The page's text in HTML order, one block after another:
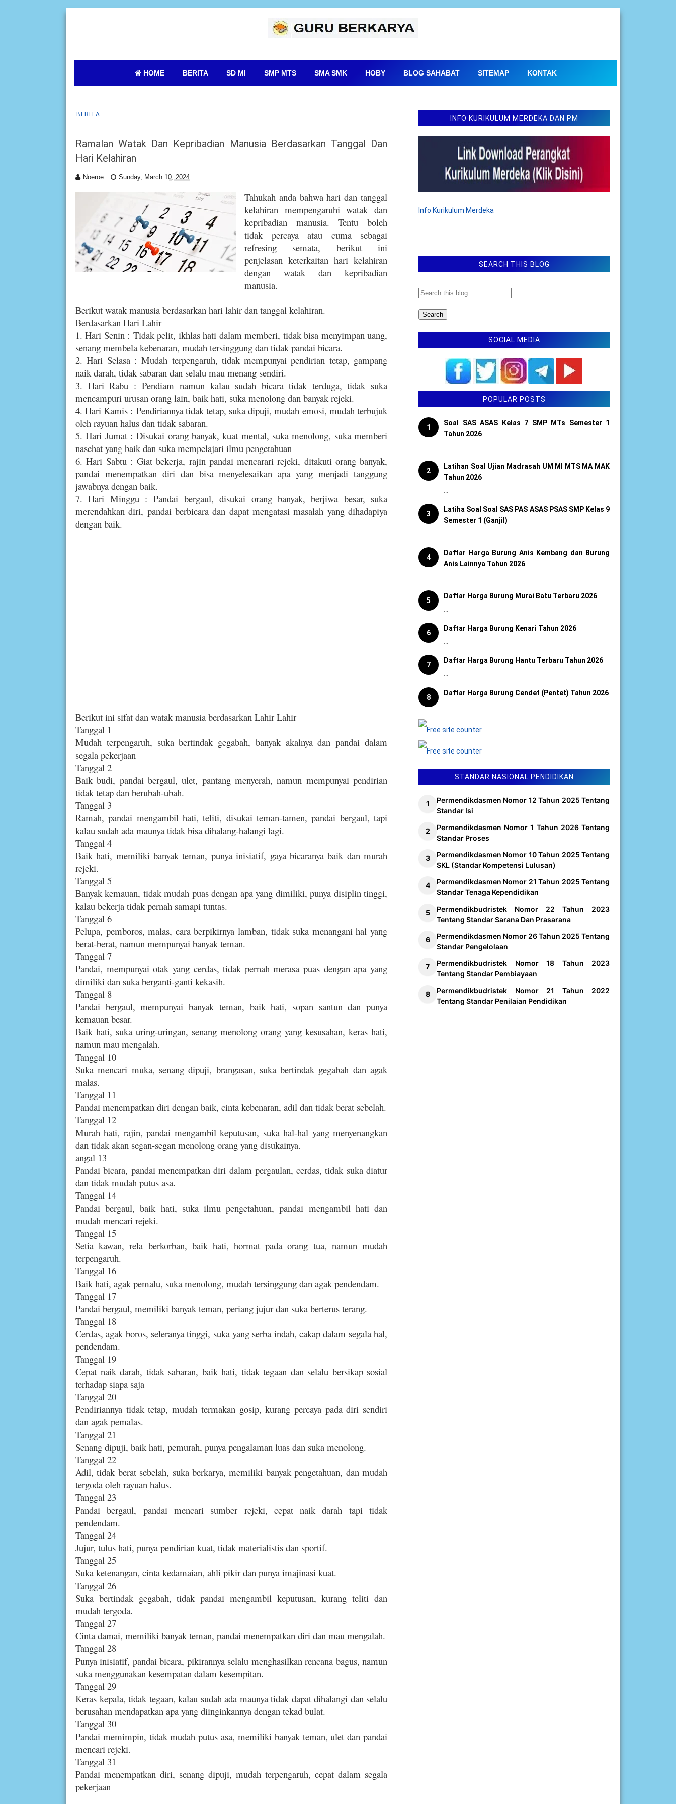
HOME BERITA SD MI SMP MTS SMA SMK HOBY BLOG SAHABAT SITEMAP KONTAK
BERITA
Ramalan Watak Dan Kepribadian Manusia Berdasarkan Tanggal Dan
Hari Kelahiran
Noeroe Sunday, March 10, 2024
Tahukah anda bahwa hari dan tanggal
kelahiran mempengaruhi watak dan
kepribadian manusia. Tentu boleh
tidak percaya atau cuma sebagai
refresing semata, berikut ini
penjelasan keterkaitan hari kelahiran
dengan watak dan kepribadian
manusia.
Berikut watak manusia berdasarkan hari lahir dan tanggal kelahiran.
Berdasarkan Hari Lahir
1. Hari Senin : Tidak pelit, ikhlas hati dalam memberi, tidak bisa menyimpan uang,
senang membela kebenaran, mudah tersinggung dan tidak pandai bicara.
2. Hari Selasa : Mudah terpengaruh, tidak mempunyai pendirian tetap, gampang
naik darah, tidak sabaran dan selalu mau menang sendiri.
3. Hari Rabu : Pendiam namun kalau sudah bicara tidak terduga, tidak suka
mencampuri urusan orang lain, baik hati, suka menolong dan banyak rejeki.
4. Hari Kamis : Pendiriannya tidak tetap, suka dipuji, mudah emosi, mudah terbujuk
oleh rayuan halus dan tidak sabaran.
5. Hari Jumat : Disukai orang banyak, kuat mental, suka menolong, suka memberi
nasehat yang baik dan suka mempelajari ilmu pengetahuan
6. Hari Sabtu : Giat bekerja, rajin pandai mencarari rejeki, ditakuti orang banyak,
pandai menempatkan diri dan bisa menyelesaikan apa yang menjadi tanggung
jawabnya dengan baik.
7. Hari Minggu : Pandai bergaul, disukai orang banyak, berjiwa besar, suka
merendahkan diri, pandai berbicara dan dapat mengatasi masalah yang dihadapiya
dengan baik.
Berikut ini sifat dan watak manusia berdasarkan Lahir Lahir
Tanggal 1
Mudah terpengaruh, suka bertindak gegabah, banyak akalnya dan pandai dalam
segala pekerjaan
Tanggal 2
Baik budi, pandai bergaul, ulet, pantang menyerah, namun mempunyai pendirian
tidak tetap dan berubah-ubah.
Tanggal 3
Ramah, pandai mengambil hati, teliti, disukai teman-tamen, pandai bergaul, tapi
kalau sudah ada maunya tidak bisa dihalang-halangi lagi.
Tanggal 4
Baik hati, memiliki banyak teman, punya inisiatif, gaya bicaranya baik dan murah
rejeki.
Tanggal 5
Banyak kemauan, tidak mudah puas dengan apa yang dimiliki, punya disiplin tinggi,
kalau bekerja tidak pernah samapi tuntas.
Tanggal 6
Pelupa, pemboros, malas, cara berpikirnya lamban, tidak suka menangani hal yang
berat-berat, namun mempunyai banyak teman.
Tanggal 7
Pandai, mempunyai otak yang cerdas, tidak pernah merasa puas dengan apa yang
dimiliki dan suka berganti-ganti kekasih.
Tanggal 8
Pandai bergaul, mempunyai banyak teman, baik hati, sopan santun dan punya
kemauan besar.
Baik hati, suka uring-uringan, senang menolong orang yang kesusahan, keras hati,
namun mau mengalah.
Tanggal 10
Suka mencari muka, senang dipuji, brangasan, suka bertindak gegabah dan agak
malas.
Tanggal 11
Pandai menempatkan diri dengan baik, cinta kebenaran, adil dan tidak berat sebelah.
Tanggal 12
Murah hati, rajin, pandai mengambil keputusan, suka hal-hal yang menyenangkan
dan tidak akan segan-segan menolong orang yang disukainya.
angal 13
Pandai bicara, pandai menempatkan diri dalam pergaulan, cerdas, tidak suka diatur
dan tidak mudah putus asa.
Tanggal 14
Pandai bergaul, baik hati, suka ilmu pengetahuan, pandai mengambil hati dan
mudah mencari rejeki.
Tanggal 15
Setia kawan, rela berkorban, baik hati, hormat pada orang tua, namun mudah
terpengaruh.
Tanggal 16
Baik hati, agak pemalu, suka menolong, mudah tersinggung dan agak pendendam.
Tanggal 17
Pandai bergaul, memiliki banyak teman, periang jujur dan suka berterus terang.
Tanggal 18
Cerdas, agak boros, seleranya tinggi, suka yang serba indah, cakap dalam segala hal,
pendendam.
Tanggal 19
Cepat naik darah, tidak sabaran, baik hati, tidak tegaan dan selalu bersikap sosial
terhadap siapa saja
Tanggal 20
Pendiriannya tidak tetap, mudah termakan gosip, kurang percaya pada diri sendiri
dan agak pemalas.
Tanggal 21
Senang dipuji, baik hati, pemurah, punya pengalaman luas dan suka menolong.
Tanggal 22
Adil, tidak berat sebelah, suka berkarya, memiliki banyak pengetahuan, dan mudah
tergoda oleh rayuan halus.
Tanggal 23
Pandai bergaul, pandai mencari sumber rejeki, cepat naik darah tapi tidak
pendendam.
Tanggal 24
Jujur, tulus hati, punya pendirian kuat, tidak materialistis dan sportif.
Tanggal 25
Suka ketenangan, cinta kedamaian, ahli pikir dan punya imajinasi kuat.
Tanggal 26
Suka bertindak gegabah, tidak pandai mengambil keputusan, kurang teliti dan
mudah tergoda.
Tanggal 27
Cinta damai, memiliki banyak teman, pandai menempatkan diri dan mau mengalah.
Tanggal 28
Punya inisiatif, pandai bicara, pikirannya selalu menghasilkan rencana bagus, namun
suka menggunakan kesempatan dalam kesempitan.
Tanggal 29
Keras kepala, tidak tegaan, kalau sudah ada maunya tidak dapat dihalangi dan selalu
berusahan mendapatkan apa yang diinginkannya dengan tekad bulat.
Tanggal 30
Pandai memimpin, tidak mudah putus asa, memiliki banyak teman, ulet dan pandai
mencari rejeki.
Tanggal 31
Pandai menempatkan diri, senang dipuji, mudah terpengaruh, cepat dalam segala
pekerjaan
INFO KURIKULUM MERDEKA DAN PM
Info Kurikulum Merdeka
SEARCH THIS BLOG
SOCIAL MEDIA
POPULAR POSTS
1
Soal SAS ASAS Kelas 7 SMP MTs Semester 1
Tahun 2026
...
2
Latihan Soal Ujian Madrasah UM MI MTS MA MAK
Tahun 2026
...
3
Latiha Soal Soal SAS PAS ASAS PSAS SMP Kelas 9
Semester 1 (Ganjil)
...
4
Daftar Harga Burung Anis Kembang dan Burung
Anis Lainnya Tahun 2026
...
5
Daftar Harga Burung Murai Batu Terbaru 2026
...
6
Daftar Harga Burung Kenari Tahun 2026
...
7
Daftar Harga Burung Hantu Terbaru Tahun 2026
...
8
Daftar Harga Burung Cendet (Pentet) Tahun 2026
...
STANDAR NASIONAL PENDIDIKAN
Permendikdasmen Nomor 12 Tahun 2025 Tentang
Standar Isi
Permendikdasmen Nomor 1 Tahun 2026 Tentang
Standar Proses
Permendikdasmen Nomor 10 Tahun 2025 Tentang
SKL (Standar Kompetensi Lulusan)
Permendikdasmen Nomor 21 Tahun 2025 Tentang
Standar Tenaga Kependidikan
Permendikbudristek Nomor 22 Tahun 2023
Tentang Standar Sarana Dan Prasarana
Permendikdasmen Nomor 26 Tahun 2025 Tentang
Standar Pengelolaan
Permendikbudristek Nomor 18 Tahun 2023
Tentang Standar Pembiayaan
Permendikbudristek Nomor 21 Tahun 2022
Tentang Standar Penilaian Pendidikan